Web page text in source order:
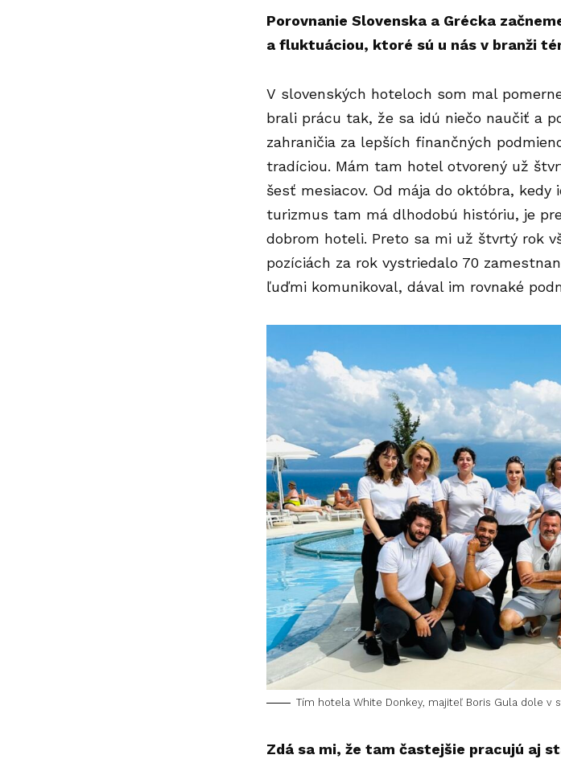
Porovnanie Slovenska a Grécka
a fluktuáciou, ktoré sú u nás v branži
V slovenských hoteloch som mal
brali prácu tak, že sa idú niečo naučiť a
zahraničia za lepších finančných
tradíciou. Mám tam hotel otvorený už
šesť mesiacov. Od mája do októbra,
turizmus tam má dlhodobú históriu, je
dobrom hoteli. Preto sa mi už štvrtý rok
pozíciách za rok vystriedalo 70
ľuďmi komunikoval, dával im rovnaké
Tím hotela White Donkey, majiteľ Boris Gula dole v
Zdá sa mi, že tam častejšie pracujú aj